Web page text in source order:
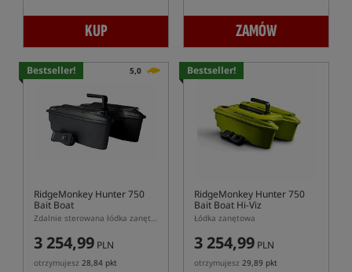
KUP ZAMÓW
Bestseller! 5,0
RidgeMonkey Hunter 750
Bait Boat
Zdalnie sterowana łódka zanętowa
3 254,99 PLN
otrzymujesz 28,84 pkt
Bestseller!
RidgeMonkey Hunter 750
Bait Boat Hi-Viz
Łódka zanętowa
3 254,99 PLN
otrzymujesz 29,89 pkt